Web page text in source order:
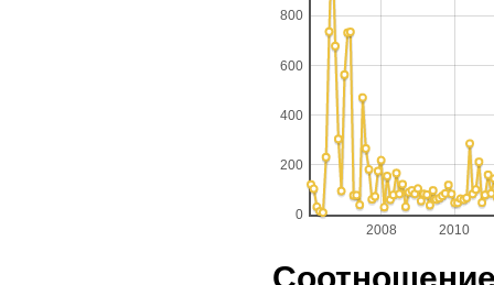
2008 2010
0
200
400
600
800